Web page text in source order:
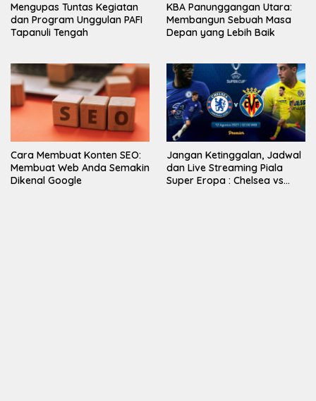
Mengupas Tuntas Kegiatan
dan Program Unggulan PAFI
Tapanuli Tengah
KBA Panunggangan Utara:
Membangun Sebuah Masa
Depan yang Lebih Baik
Cara Membuat Konten SEO:
Membuat Web Anda Semakin
Dikenal Google
Jangan Ketinggalan, Jadwal
dan Live Streaming Piala
Super Eropa : Chelsea vs